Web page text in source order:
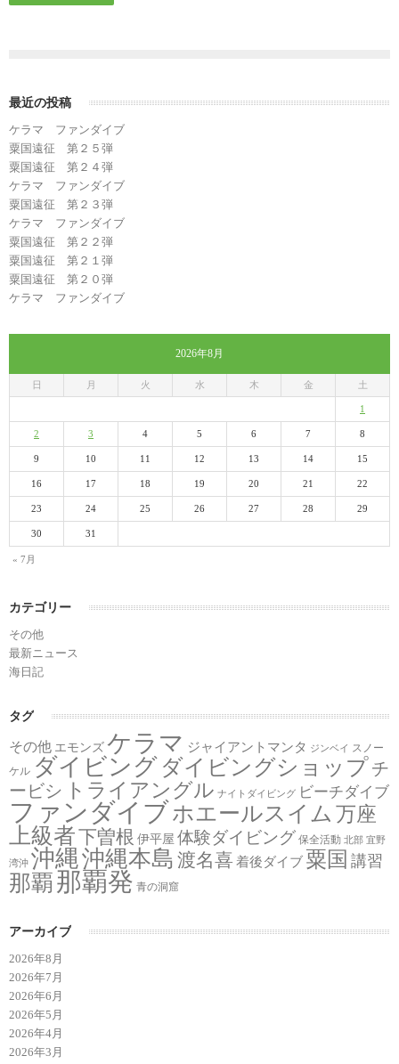
最近の投稿
ケラマ ファンダイブ
粟国遠征 第２５弾
粟国遠征 第２４弾
ケラマ ファンダイブ
粟国遠征 第２３弾
ケラマ ファンダイブ
粟国遠征 第２２弾
粟国遠征 第２１弾
粟国遠征 第２０弾
ケラマ ファンダイブ
2026年8月
日 月 火 水 木 金 土
« 7月
1
2 3 4 5 6 7 8
9 10 11 12 13 14 15
16 17 18 19 20 21 22
23 24 25 26 27 28 29
30 31
カテゴリー
その他
最新ニュース
海日記
タグ
その他 エモンズ ケラマ ジャイアントマンタ ジンベイ スノー
ケル ダイビング ダイビングショップチ
ービシ トライアングル ナイトダイビング ビーチダイブ
ファンダイブホエールスイム 万座
上級者下曽根 伊平屋 体験ダイビング 保全活動 北部 宜野
湾沖 沖縄沖縄本島 渡名喜 着後ダイブ 粟国 講習
那覇 那覇発 青の洞窟
アーカイブ
2026年8月
2026年7月
2026年6月
2026年5月
2026年4月
2026年3月